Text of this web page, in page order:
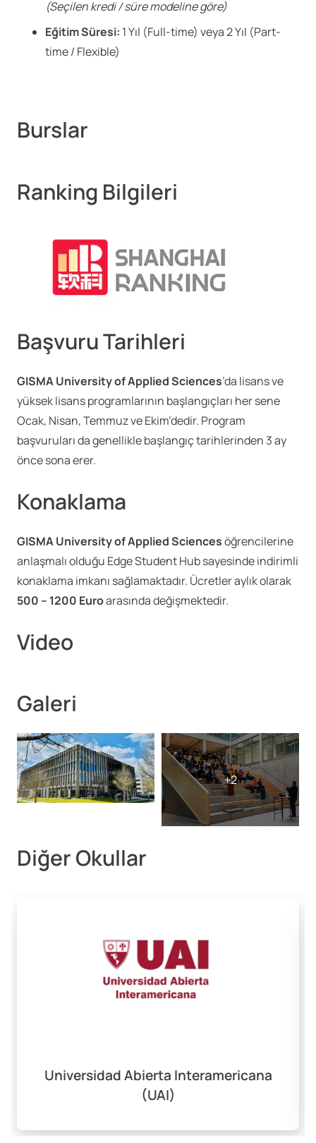
(Seçilen kredi / süre modeline göre)
Eğitim Süresi: 1 Yıl (Full-time) veya 2 Yıl (Part-
time / Flexible)
Burslar
Ranking Bilgileri
Başvuru Tarihleri
GISMA University of Applied Sciences’da lisans ve
yüksek lisans programlarının başlangıçları her sene
Ocak, Nisan, Temmuz ve Ekim’dedir. Program
başvuruları da genellikle başlangıç tarihlerinden 3 ay
önce sona erer.
Konaklama
GISMA University of Applied Sciencesöğrencilerine
anlaşmalı olduğu Edge Student Hub sayesinde indirimli
konaklama imkanı sağlamaktadır. Ücretler aylık olarak
500 – 1200 Euroarasında değişmektedir.
Video
Galeri
Diğer Okullar
Universidad Abierta Interamericana
(UAI)